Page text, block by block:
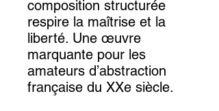
composition structurée
respire la maîtrise et la
liberté. Une œuvre
marquante pour les
amateurs d’abstraction
française du XXe siècle.